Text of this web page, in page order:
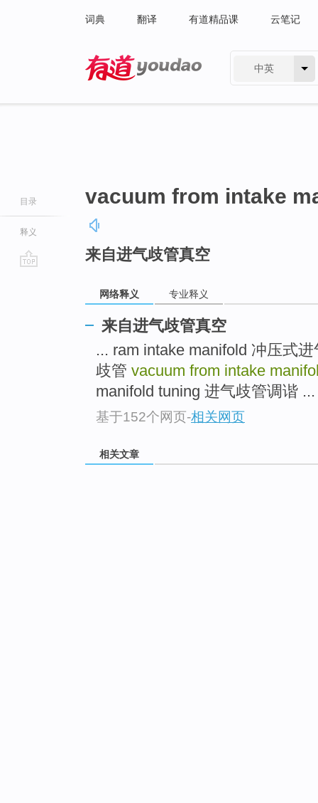
词典 翻译 有道精品课 云笔记
中英
目录
释义
vacuum from intake
来自进气歧管真空
网络释义 专业释义
来自进气歧管真空
... ram intake manifold 冲压式
歧管 vacuum from intake
manifold tuning 进气歧管调谐 ...
基于152个网页-相关网页
相关文章